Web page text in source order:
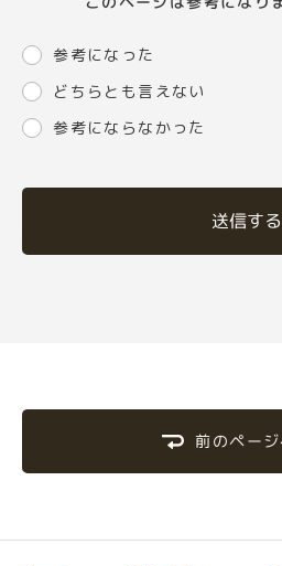
参考になった
どちらとも言えない
参考にならなかった
送信する
前のペー